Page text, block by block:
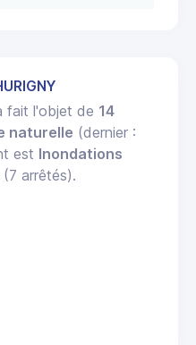
fait l'objet de 14
naturelle (dernier :
est Inondations
(7 arrêtés).